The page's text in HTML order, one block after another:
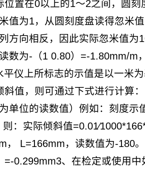
位置在0以上的1～2之间，圆
值为1，从圆刻度盘读得忽米
方向相反，因此实际忽米值为
数为-（1 0.80）=-1.80mm/m
平仪上所标志的示值是以一米
斜值，则可通过下式进行计算
单位的读数值）例如：刻度示
：实际倾斜值
， L=166mm，读数值为-180
=-0.299mm3、在检定或使用